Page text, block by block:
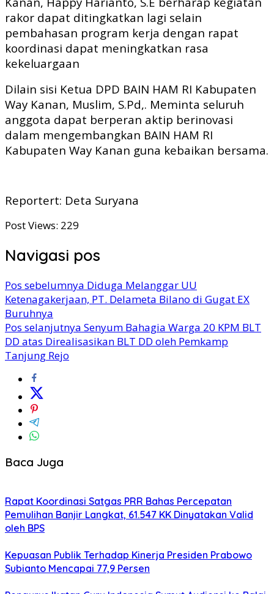
rakor dapat ditingkatkan lagi selain
pembahasan program kerja dengan rapat
koordinasi dapat meningkatkan rasa
kekeluargaan
Dilain sisi Ketua DPD BAIN HAM RI Kabupaten
Way Kanan, Muslim, S.Pd,. Meminta seluruh
anggota dapat berperan aktip berinovasi
dalam mengembangkan BAIN HAM RI
Kabupaten Way Kanan guna kebaikan bersama.
Reportert: Deta Suryana
Post Views: 229
Navigasi pos
Pos sebelumnya Diduga Melanggar UU
Ketenagakerjaan, PT. Delameta Bilano di Gugat EX
Buruhnya
Pos selanjutnya Senyum Bahagia Warga 20 KPM BLT
DD atas Direalisasikan BLT DD oleh Pemkamp
Tanjung Rejo
Baca Juga
Rapat Koordinasi Satgas PRR Bahas Percepatan
Pemulihan Banjir Langkat, 61.547 KK Dinyatakan Valid
oleh BPS
Kepuasan Publik Terhadap Kinerja Presiden Prabowo
Subianto Mencapai 77,9 Persen